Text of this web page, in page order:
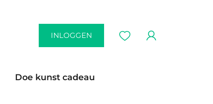
INLOGGEN
Doe kunst cadeau